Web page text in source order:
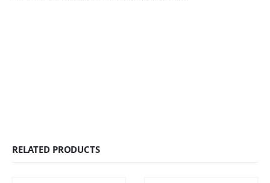
RELATED PRODUCTS